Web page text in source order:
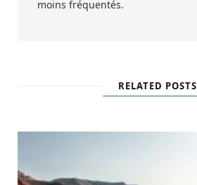
moins fréquentés.
RELATED POSTS